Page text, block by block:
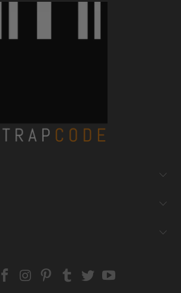
EmailStrapcode
Strapcode
Strapcode
Strapcode
Strapcode